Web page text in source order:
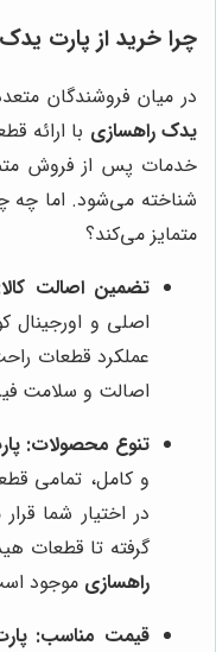
چرا خرید از پارت
در میان فروشندگان
یدک راهسازی با ارائه
خدمات پس از فروش
شناخته می‌شود. اما چه
متمایز می‌کند؟
تضمین اصالت
اصلی و اورجینال
عملکرد قطعات
اصالت و سلامت
تنوع محصولات:
و کامل، تمامی
در اختیار شما
گرفته تا قطعات
راهسازی موجود
قیمت مناسب: